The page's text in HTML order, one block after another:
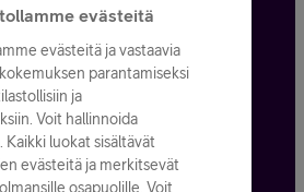
evästeitä
evästeitä ja vastaavia
parantamiseksi
ja
Voit hallinnoida
Kaikki luokat sisältävät
evästeitä ja merkitsevät
osapuolille. Voit